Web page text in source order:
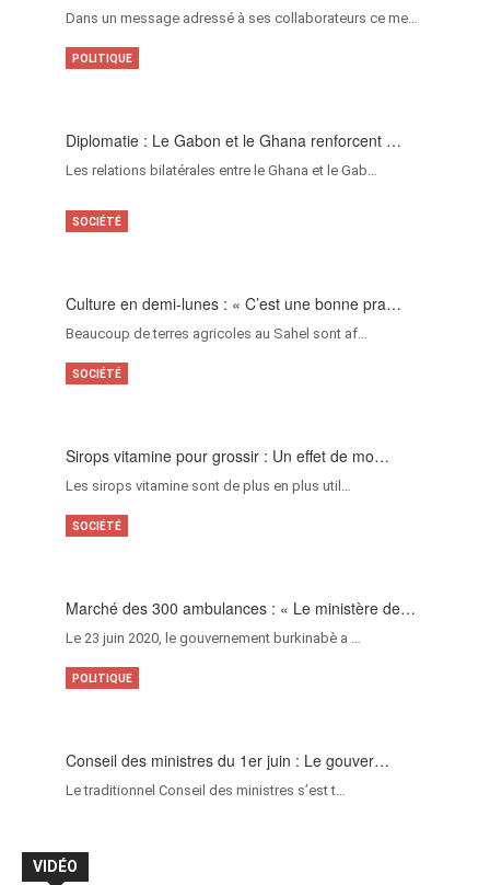
Dans un message adressé à ses collaborateurs ce me…
Diplomatie : Le Gabon et le Ghana renforcent …
Les relations bilatérales entre le Ghana et le Gab…
POLITIQUE
Culture en demi-lunes : « C’est une bonne pra…
Beaucoup de terres agricoles au Sahel sont af…
SOCIÉTÉ
Sirops vitamine pour grossir : Un effet de mo…
Les sirops vitamine sont de plus en plus util…
SOCIÉTÉ
Marché des 300 ambulances : « Le ministère de…
Le 23 juin 2020, le gouvernement burkinabè a …
SOCIÉTÉ
Conseil des ministres du 1er juin : Le gouver…
Le traditionnel Conseil des ministres s’est t…
POLITIQUE
VIDÉO